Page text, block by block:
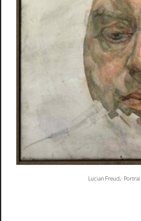
Lucian Freud,